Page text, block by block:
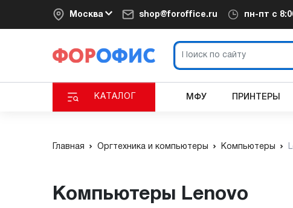
Москва shop@foroffice.ru пн-пт с
КАТАЛОГ МФУ ПРИНТЕРЫ
Главная Оргтехника и компьютеры Компьютеры
Компьютеры Lenovo